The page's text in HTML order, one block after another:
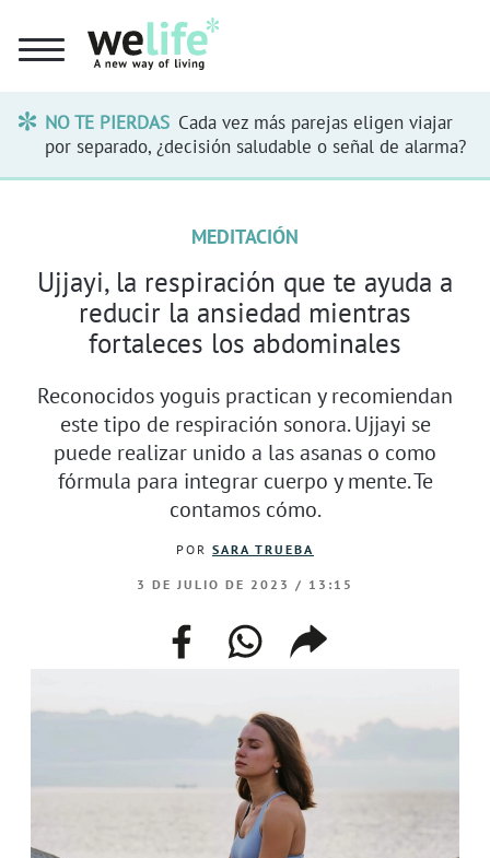
NO TE PIERDAS Cada vez más parejas eligen viajar
por separado, ¿decisión saludable o señal de alarma?
MEDITACIÓN
Ujjayi, la respiración que te ayuda a
reducir la ansiedad mientras
fortaleces los abdominales
Reconocidos yoguis practican y recomiendan
este tipo de respiración sonora. Ujjayi se
puede realizar unido a las asanas o como
fórmula para integrar cuerpo y mente. Te
contamos cómo.
POR SARA TRUEBA
3 DE JULIO DE 2023 / 13:15
facebookwhatsappcompartir
enlace